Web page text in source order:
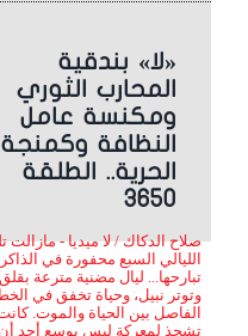
«لا» بندقية
المحارب الثوري
ومكنسة عامل
النظافة وكمنجة
الحرية.. الطلقة
3650
صلاح الدكاك / لا ميديا - مازالت
الليالي السبع محفورة في
تبارحها... ليال مضنية مترعة
وتوتر نبيل، وحياة تخفق في
الفاصل بين الحياة والموت. كانت
تشحذ لمعركة ليس بوسع أحد أن